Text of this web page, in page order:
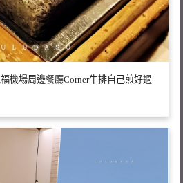
機場周邊餐廳Corner牛排自己煎好過